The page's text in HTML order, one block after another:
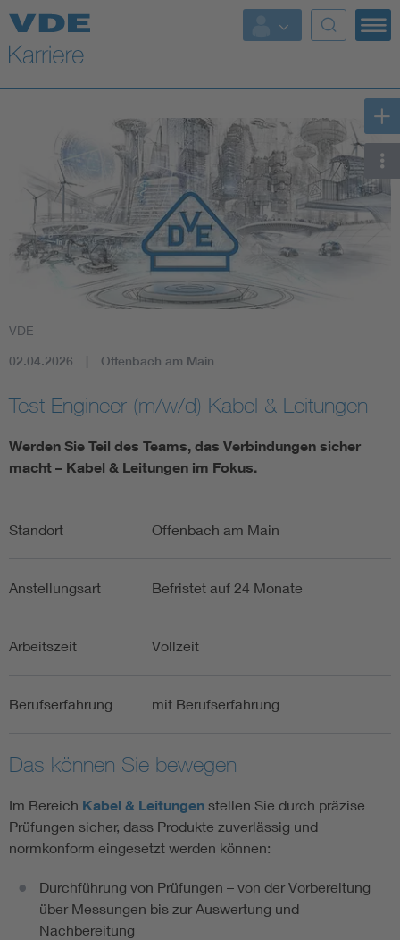
Top Themen
VDE
02.04.2026 Offenbach am Main
Test Engineer (m/w/d) Kabel & Leitungen
Werden Sie Teil des Teams, das Verbindungen sicher
macht – Kabel & Leitungen im Fokus.
Standort Offenbach am Main
Anstellungsart Befristet auf 24 Monate
Arbeitszeit Vollzeit
Berufserfahrung mit Berufserfahrung
Das können Sie bewegen
Im Bereich Kabel & Leitungen stellen Sie durch präzise
Prüfungen sicher, dass Produkte zuverlässig und
normkonform eingesetzt werden können:
Durchführung von Prüfungen – von der Vorbereitung
über Messungen bis zur Auswertung und
Nachbereitung